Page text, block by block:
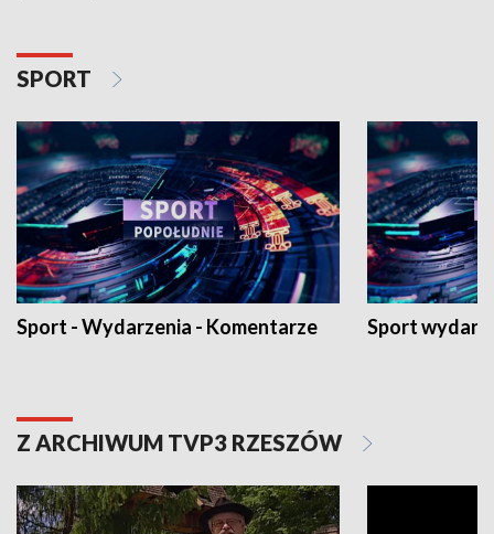
SPORT
Sport - Wydarzenia - Komentarze Sport
Z ARCHIWUM TVP3 RZESZÓW